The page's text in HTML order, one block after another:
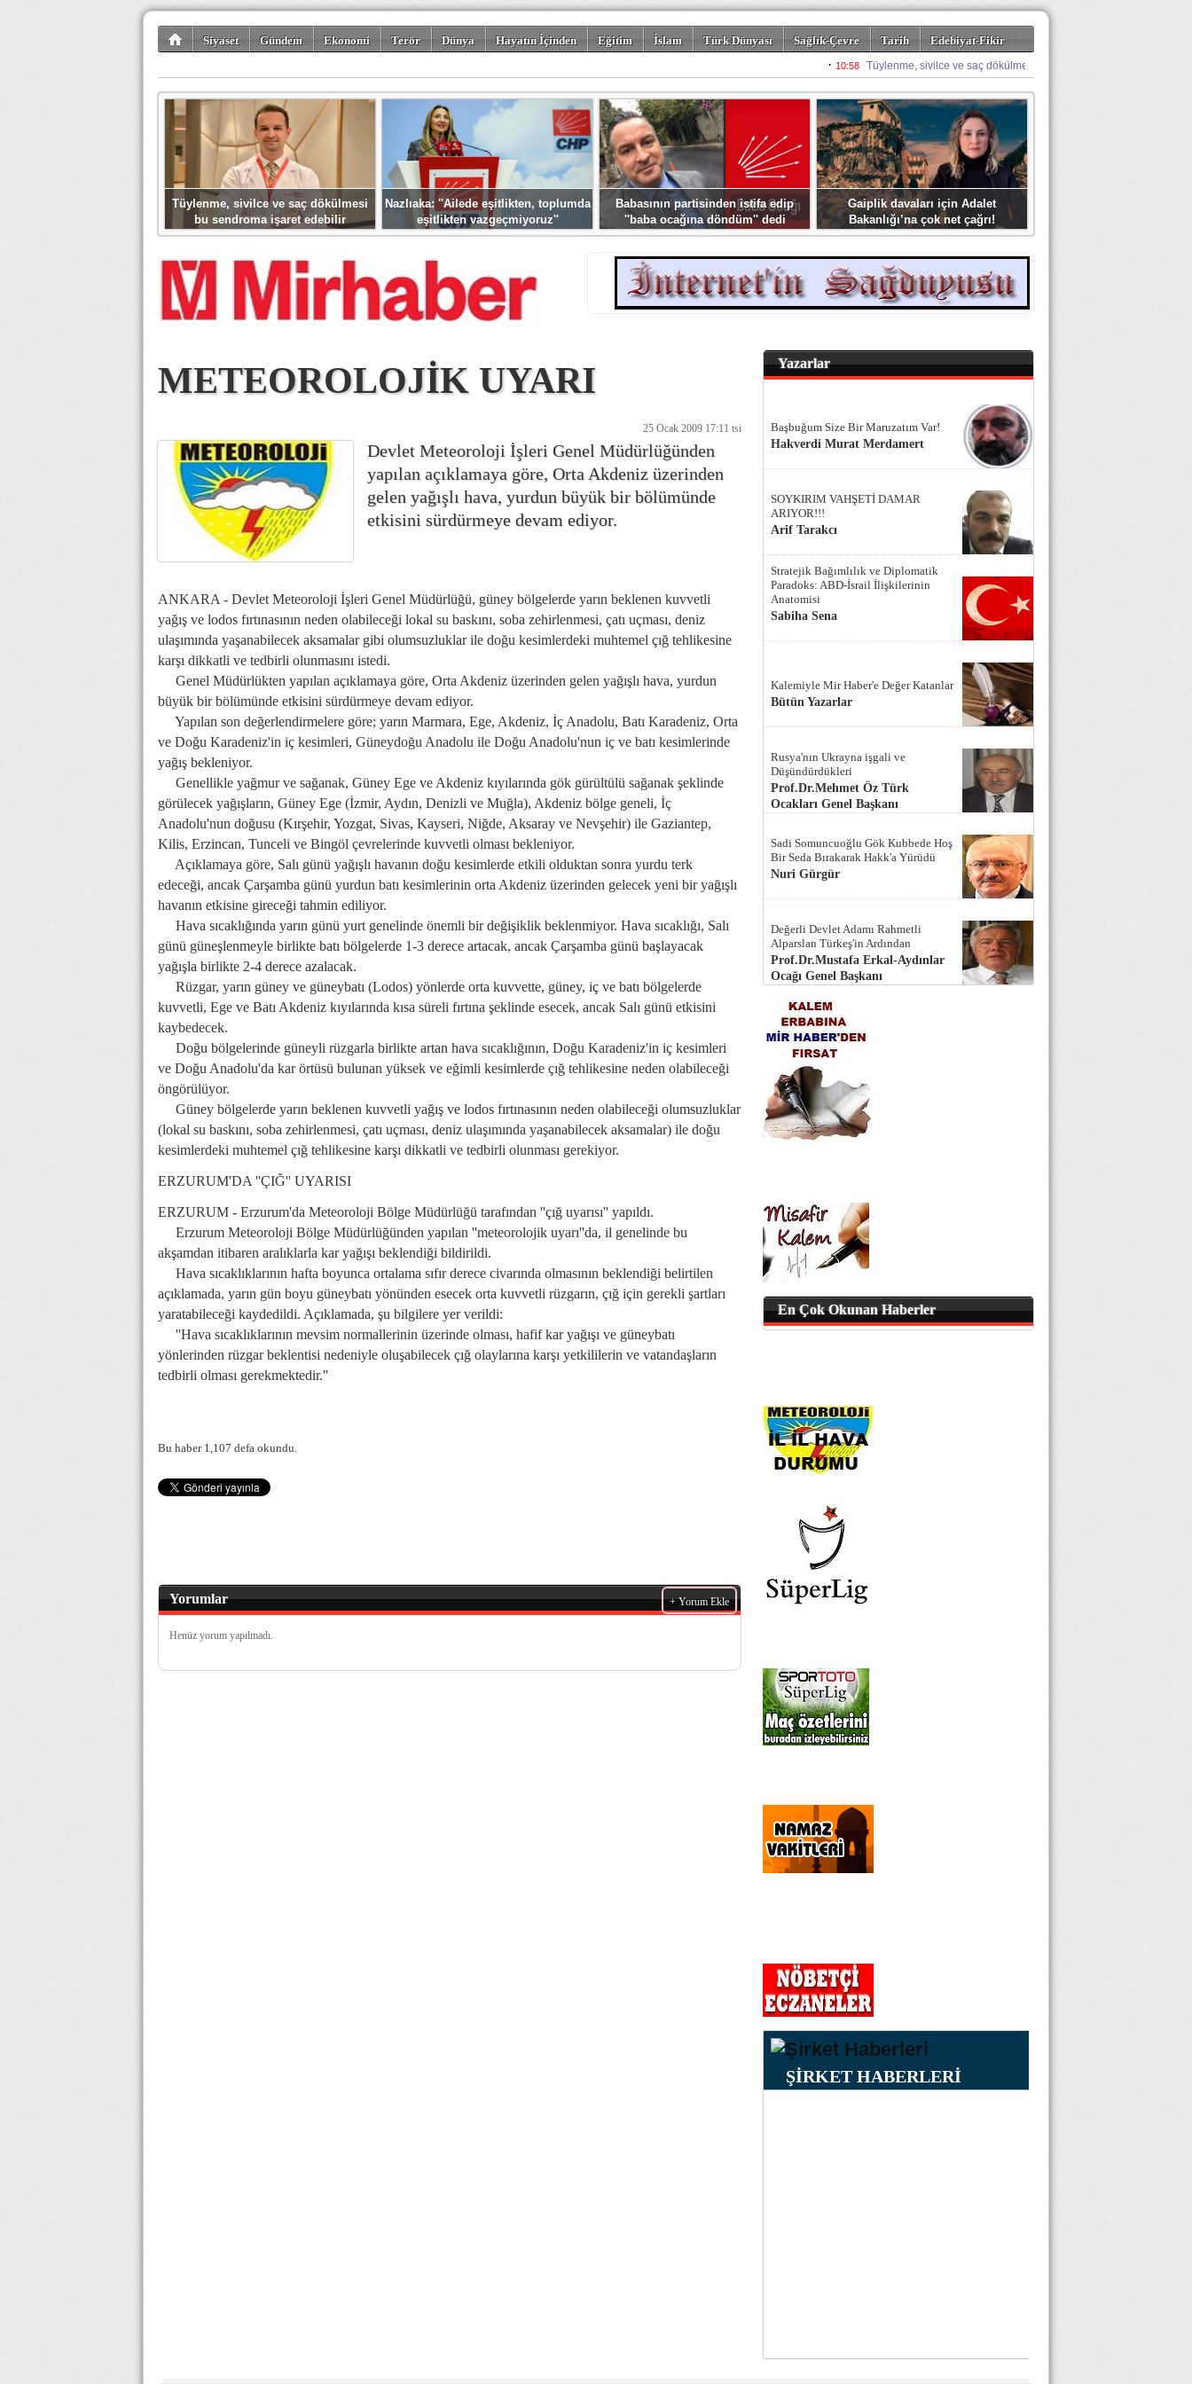
Siyaset Gündem Ekonomi Terör Dünya Hayatın İçinden Eğitim İslam Türk Dünyası Sağlık-Çevre Tarih
Edebiyat-Fikir
Tüylenme, sivilce ve saç dökülmesi
bu sendroma işaret edebilir
Nazlıaka: ''Ailede eşitlikten, toplumda
eşitlikten vazgeçmiyoruz''
Babasının partisinden istifa edip
''baba ocağına döndüm'' dedi
Gaiplik davaları için Adalet
Bakanlığı’na çok net çağrı!
METEOROLOJİK UYARI
25 Ocak 2009 17:11 tsi
Devlet Meteoroloji İşleri Genel Müdürlüğünden
yapılan açıklamaya göre, Orta Akdeniz üzerinden
gelen yağışlı hava, yurdun büyük bir bölümünde
etkisini sürdürmeye devam ediyor.
ANKARA - Devlet Meteoroloji İşleri Genel Müdürlüğü, güney bölgelerde yarın beklenen kuvvetli
yağış ve lodos fırtınasının neden olabileceği lokal su baskını, soba zehirlenmesi, çatı uçması, deniz
ulaşımında yaşanabilecek aksamalar gibi olumsuzluklar ile doğu kesimlerdeki muhtemel çığ tehlikesine
karşı dikkatli ve tedbirli olunmasını istedi.
Genel Müdürlükten yapılan açıklamaya göre, Orta Akdeniz üzerinden gelen yağışlı hava, yurdun
büyük bir bölümünde etkisini sürdürmeye devam ediyor.
Yapılan son değerlendirmelere göre; yarın Marmara, Ege, Akdeniz, İç Anadolu, Batı Karadeniz, Orta
ve Doğu Karadeniz'in iç kesimleri, Güneydoğu Anadolu ile Doğu Anadolu'nun iç ve batı kesimlerinde
yağış bekleniyor.
Genellikle yağmur ve sağanak, Güney Ege ve Akdeniz kıyılarında gök gürültülü sağanak şeklinde
görülecek yağışların, Güney Ege (İzmir, Aydın, Denizli ve Muğla), Akdeniz bölge geneli, İç
Anadolu'nun doğusu (Kırşehir, Yozgat, Sivas, Kayseri, Niğde, Aksaray ve Nevşehir) ile Gaziantep,
Kilis, Erzincan, Tunceli ve Bingöl çevrelerinde kuvvetli olması bekleniyor.
Açıklamaya göre, Salı günü yağışlı havanın doğu kesimlerde etkili olduktan sonra yurdu terk
edeceği, ancak Çarşamba günü yurdun batı kesimlerinin orta Akdeniz üzerinden gelecek yeni bir yağışlı
havanın etkisine gireceği tahmin ediliyor.
Hava sıcaklığında yarın günü yurt genelinde önemli bir değişiklik beklenmiyor. Hava sıcaklığı, Salı
günü güneşlenmeyle birlikte batı bölgelerde 1-3 derece artacak, ancak Çarşamba günü başlayacak
yağışla birlikte 2-4 derece azalacak.
Rüzgar, yarın güney ve güneybatı (Lodos) yönlerde orta kuvvette, güney, iç ve batı bölgelerde
kuvvetli, Ege ve Batı Akdeniz kıyılarında kısa süreli fırtına şeklinde esecek, ancak Salı günü etkisini
kaybedecek.
Doğu bölgelerinde güneyli rüzgarla birlikte artan hava sıcaklığının, Doğu Karadeniz'in iç kesimleri
ve Doğu Anadolu'da kar örtüsü bulunan yüksek ve eğimli kesimlerde çığ tehlikesine neden olabileceği
öngörülüyor.
Güney bölgelerde yarın beklenen kuvvetli yağış ve lodos fırtınasının neden olabileceği olumsuzluklar
(lokal su baskını, soba zehirlenmesi, çatı uçması, deniz ulaşımında yaşanabilecek aksamalar) ile doğu
kesimlerdeki muhtemel çığ tehlikesine karşı dikkatli ve tedbirli olunması gerekiyor.
ERZURUM'DA ''ÇIĞ'' UYARISI
ERZURUM - Erzurum'da Meteoroloji Bölge Müdürlüğü tarafından ''çığ uyarısı'' yapıldı.
Erzurum Meteoroloji Bölge Müdürlüğünden yapılan ''meteorolojik uyarı''da, il genelinde bu
akşamdan itibaren aralıklarla kar yağışı beklendiği bildirildi.
Hava sıcaklıklarının hafta boyunca ortalama sıfır derece civarında olmasının beklendiği belirtilen
açıklamada, yarın gün boyu güneybatı yönünden esecek orta kuvvetli rüzgarın, çığ için gerekli şartları
yaratabileceği kaydedildi. Açıklamada, şu bilgilere yer verildi:
''Hava sıcaklıklarının mevsim normallerinin üzerinde olması, hafif kar yağışı ve güneybatı
yönlerinden rüzgar beklentisi nedeniyle oluşabilecek çığ olaylarına karşı yetkililerin ve vatandaşların
tedbirli olması gerekmektedir.''
Bu haber 1,107 defa okundu.
Yorumlar + Yorum Ekle
Henüz yorum yapılmadı.
Yazarlar
Başbuğum Size Bir Maruzatım Var!
Hakverdi Murat Merdamert
SOYKIRIM VAHŞETİ DAMAR
ARIYOR!!!
Arif Tarakcı
Stratejik Bağımlılık ve Diplomatik
Paradoks: ABD-İsrail İlişkilerinin
Anatomisi
Sabiha Sena
Kalemiyle Mir Haber'e Değer Katanlar
Bütün Yazarlar
Rusya'nın Ukrayna işgali ve
Düşündürdükleri
Prof.Dr.Mehmet Öz Türk
Ocakları Genel Başkanı
Sadi Somuncuoğlu Gök Kubbede Hoş
Bir Seda Bırakarak Hakk'a Yürüdü
Nuri Gürgür
Değerli Devlet Adamı Rahmetli
Alparslan Türkeş'in Ardından
Prof.Dr.Mustafa Erkal-Aydınlar
Ocağı Genel Başkanı
En Çok Okunan Haberler
ŞİRKET HABERLERİ